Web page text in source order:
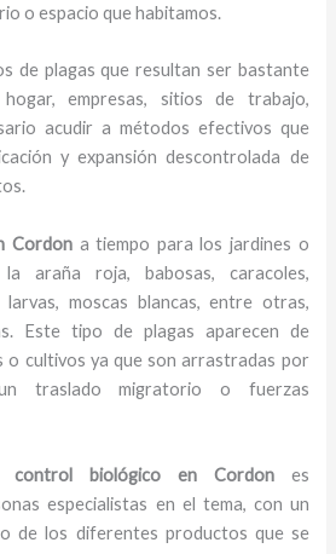
o espacio que habitamos.
de plagas que resultan ser bastante
empresas, sitios de trabajo,
acudir a métodos efectivos que
y expansión descontrolada de
Cordona tiempo para los jardines o
araña roja, babosas, caracoles,
larvas, moscas blancas, entre otras,
Este tipo de plagas aparecen de
o cultivos ya que son arrastradas por
traslado migratorio o fuerzas
control biológico en Cordones
especialistas en el tema, con un
de los diferentes productos que se